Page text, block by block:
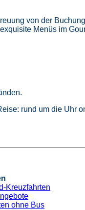
von der
Menüs im
rund um die Uhr
Kreuzfahrten
ohne Bus